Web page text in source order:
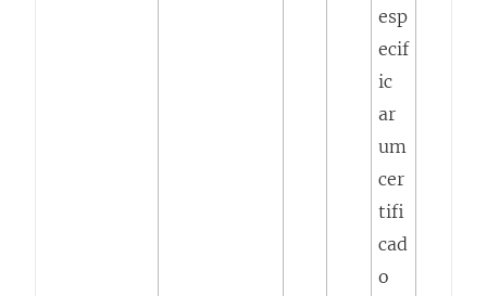
esp
ecif
ic
ar
um
cer
tifi
cad
o